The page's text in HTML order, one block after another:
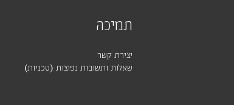
תמיכה
יצירת קשר
שאלות ותשובות נפוצות (טכניות)